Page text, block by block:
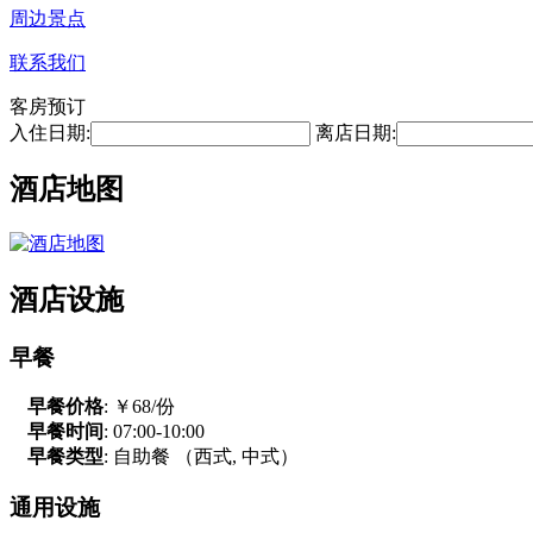
周边景点
联系我们
客房预订
入住日期:
离店日期:
酒店地图
酒店设施
早餐
早餐价格: ￥68/份
早餐时间: 07:00-10:00
早餐类型: 自助餐 （西式, 中式）
通用设施